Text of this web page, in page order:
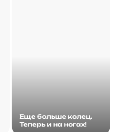
Еще больше колец.
Теперь и на ногах!